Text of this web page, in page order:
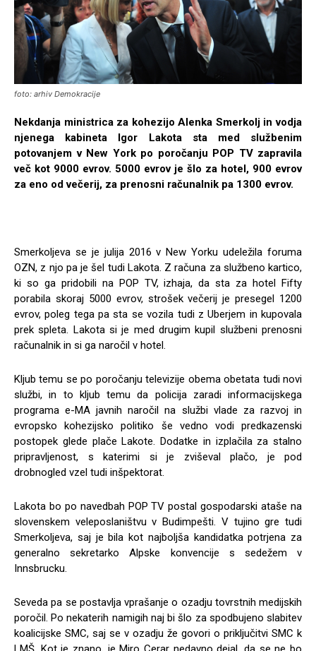
foto: arhiv Demokracije
Nekdanja ministrica za kohezijo Alenka Smerkolj in vodja
njenega kabineta Igor Lakota sta med službenim
potovanjem v New York po poročanju POP TV zapravila
več kot 9000 evrov. 5000 evrov je šlo za hotel, 900 evrov
za eno od večerij, za prenosni računalnik pa 1300 evrov.
Smerkoljeva se je julija 2016 v New Yorku udeležila foruma
OZN, z njo pa je šel tudi Lakota. Z računa za službeno kartico,
ki so ga pridobili na POP TV, izhaja, da sta za hotel Fifty
porabila skoraj 5000 evrov, strošek večerij je presegel 1200
evrov, poleg tega pa sta se vozila tudi z Uberjem in kupovala
prek spleta. Lakota si je med drugim kupil službeni prenosni
računalnik in si ga naročil v hotel.
Kljub temu se po poročanju televizije obema obetata tudi novi
službi, in to kljub temu da policija zaradi informacijskega
programa e-MA javnih naročil na službi vlade za razvoj in
evropsko kohezijsko politiko še vedno vodi predkazenski
postopek glede plače Lakote. Dodatke in izplačila za stalno
pripravljenost, s katerimi si je zviševal plačo, je pod
drobnogled vzel tudi inšpektorat.
Lakota bo po navedbah POP TV postal gospodarski ataše na
slovenskem veleposlaništvu v Budimpešti. V tujino gre tudi
Smerkoljeva, saj je bila kot najboljša kandidatka potrjena za
generalno sekretarko Alpske konvencije s sedežem v
Innsbrucku.
Seveda pa se postavlja vprašanje o ozadju tovrstnih medijskih
poročil. Po nekaterih namigih naj bi šlo za spodbujeno slabitev
koalicijske SMC, saj se v ozadju že govori o priključitvi SMC k